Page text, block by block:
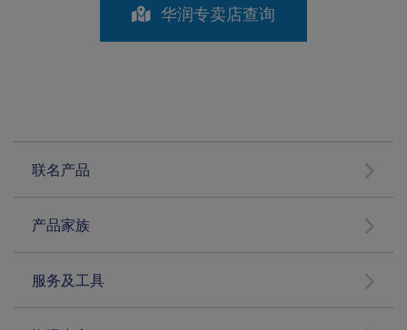
华润专卖店查询
联名产品
产品家族
服务及工具